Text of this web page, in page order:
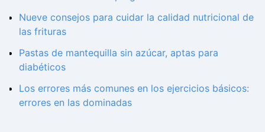
Nueve consejos para cuidar la calidad nutricional de
las frituras
Pastas de mantequilla sin azúcar, aptas para
diabéticos
Los errores más comunes en los ejercicios básicos:
errores en las dominadas